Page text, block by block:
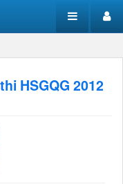
HSGQG 2012